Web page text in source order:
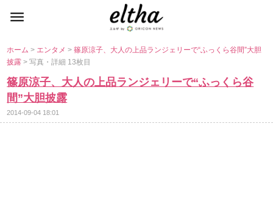
ホーム> エンタメ>篠原涼子、大人の上品ランジェリーで“ふっくら谷間”大胆
披露> 写真・詳細 13枚目
篠原涼子、大人の上品ランジェリーで“ふっくら谷
間”大胆披露
2014-09-04 18:01